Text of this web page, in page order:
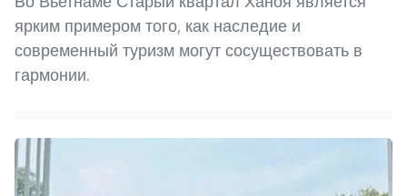
ярким примером того, как наследие и
современный туризм могут сосуществовать в
гармонии.